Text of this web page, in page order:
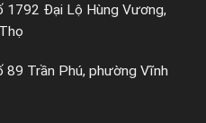
1792 Đại Lộ Hùng Vương,
Trần Phú, phường Vĩnh